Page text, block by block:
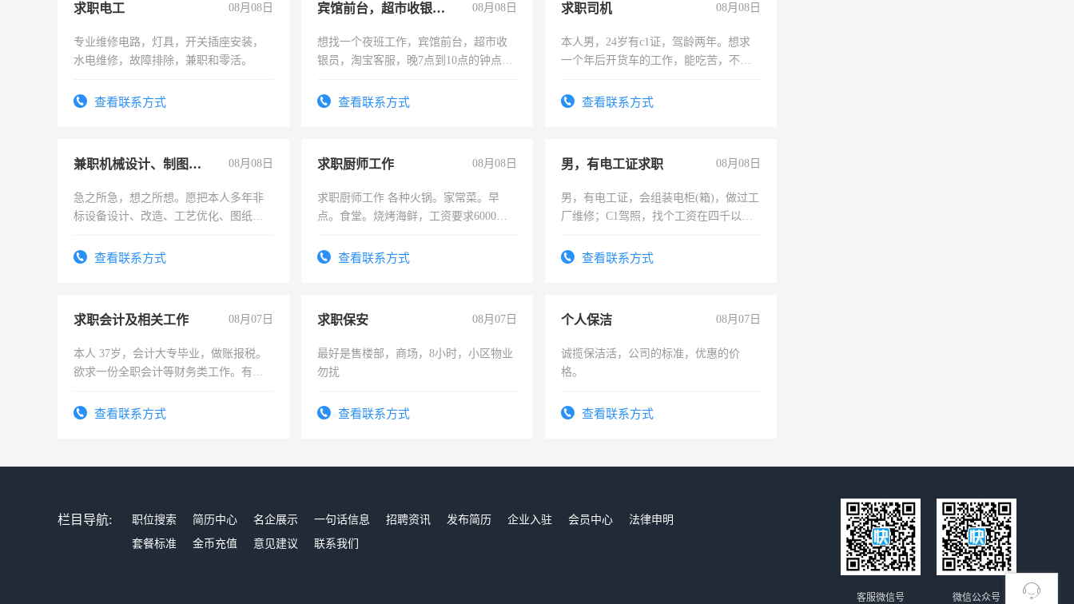
求职电工 08月08日
专业维修电路，灯具，开关插座安装，
水电维修，故障排除，兼职和零活。
查看联系方式
宾馆前台，超市收银员，淘宝客服 08月08日
想找一个夜班工作，宾馆前台，超市收
银员，淘宝客服，晚7点到10点的钟点
号同微信查看联系方式
求职司机 08月08日
本人男，24岁有c1证，驾龄两年。想求
一个年后开货车的工作，能吃苦，不怕
查看联系方式
兼职机械设计、制图、设备改造 08月08日
急之所急，想之所想。愿把本人多年非
标设备设计、改造、工艺优化、图纸制
结识有识之士，共享未来。
查看联系方式
求职厨师工作 08月08日
求职厨师工作 各种火锅。家常菜。早
点。食堂。烧烤海鲜，工资要求6000以
查看联系方式
男，有电工证求职 08月08日
男，有电工证，会组装电柜(箱)，做过工
厂维修；C1驾照，找个工资在四千以
电话查看联系方式
求职会计及相关工作 08月07日
本人 37岁，会计大专毕业，做账报税。
欲求一份全职会计等财务类工作。有会
查看联系方式
求职保安 08月07日
最好是售楼部，商场，8小时，小区物业
勿扰
查看联系方式
个人保洁 08月07日
诚揽保洁活，公司的标准，优惠的价
格。
查看联系方式
栏目导航: 职位搜索 简历中心 名企展示 一句话信息 招聘资讯 发布简历 企业入驻 会员中心
法律申明
套餐标准
金币充值 意见建议 联系我们
微信公众号
客服微信号